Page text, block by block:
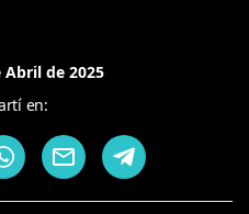
Abril de 2025
en: